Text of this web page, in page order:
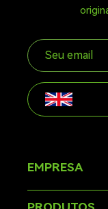
EMPRESA
Sobre